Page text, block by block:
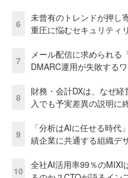
6
未曾有のトレンドが押し
重圧に悩むセキュリティ
7
メール配信に求められる
DMARC運用が失敗する
8
財務・会計DXは、なぜ
入でも予実差異の説明
9
「分析はAIに任せる時
績企業に共通する組織デ
10
全社AI活用率99％のMIXI